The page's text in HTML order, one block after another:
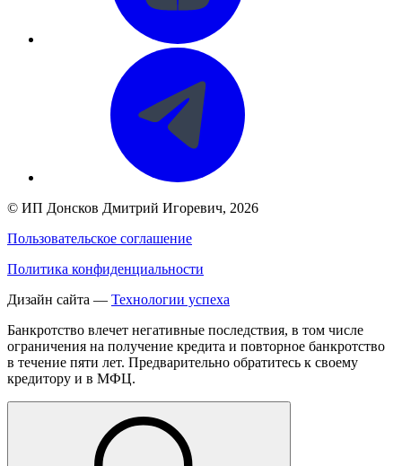
© ИП Донсков Дмитрий Игоревич, 2026
Пользовательское соглашение
Политика конфиденциальности
Дизайн сайта — Технологии успеха
Банкротство влечет негативные последствия, в том числе
ограничения на получение кредита и повторное банкротство
в течение пяти лет. Предварительно обратитесь к своему
кредитору и в МФЦ.